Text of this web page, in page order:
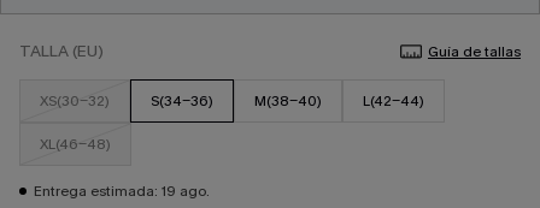
TALLA (EU) Guía de tallas
XS(30-32) S(34-36) M(38-40) L(42-44)
XL(46-48)
Entrega estimada: 19 ago.